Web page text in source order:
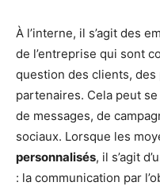
À l’interne, il s’agit des
de l’entreprise qui sont
question des clients,
partenaires. Cela peut
de messages, de
sociaux. Lorsque les
personnalisés, il s’agit
: la communication par